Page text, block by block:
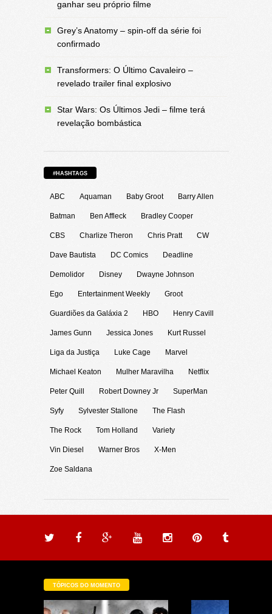
ganhar seu próprio filme
Grey’s Anatomy – spin-off da série foi
confirmado
Transformers: O Último Cavaleiro –
revelado trailer final explosivo
Star Wars: Os Últimos Jedi – filme terá
revelação bombástica
#HASHTAGS
ABC Aquaman Baby Groot Barry Allen
Batman Ben Affleck Bradley Cooper
CBS Charlize Theron Chris Pratt CW
Dave Bautista DC Comics Deadline
Demolidor Disney Dwayne Johnson
Ego Entertainment Weekly Groot
Guardiões da Galáxia 2 HBO Henry Cavill
James Gunn Jessica Jones Kurt Russel
Liga da Justiça Luke Cage Marvel
Michael Keaton Mulher Maravilha Netflix
Peter Quill Robert Downey Jr SuperMan
Syfy Sylvester Stallone The Flash
The Rock Tom Holland Variety
Vin Diesel Warner Bros X-Men
Zoe Saldana
TÓPICOS DO MOMENTO